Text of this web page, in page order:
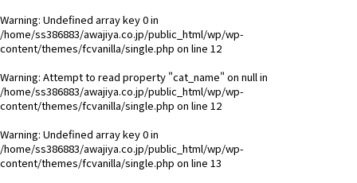
Warning: Undefined array key 0 in
/home/ss386883/awajiya.co.jp/public_html/wp/wp-
content/themes/fcvanilla/single.php on line 12
Warning: Attempt to read property "cat_name" on null in
/home/ss386883/awajiya.co.jp/public_html/wp/wp-
content/themes/fcvanilla/single.php on line 12
Warning: Undefined array key 0 in
/home/ss386883/awajiya.co.jp/public_html/wp/wp-
content/themes/fcvanilla/single.php on line 13